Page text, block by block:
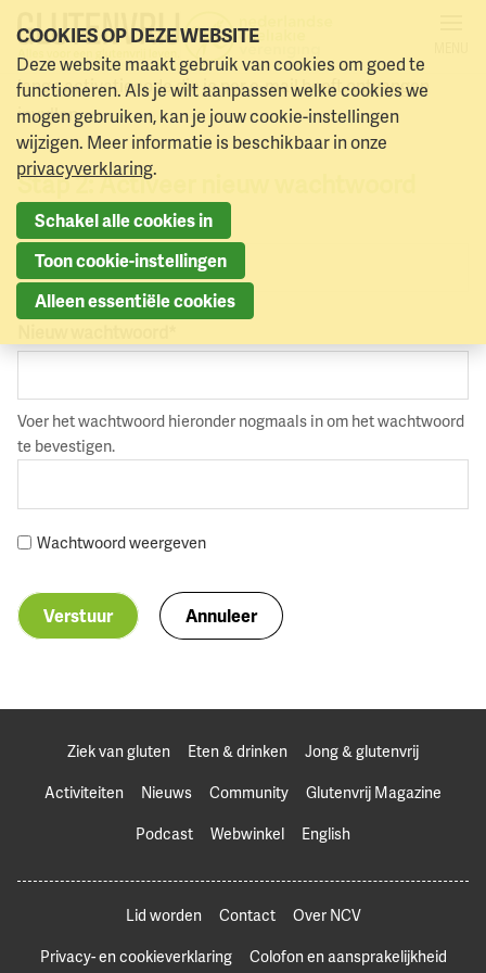
Naar menu Naar hoofdinhoud
Hieronder kun je je nieuwe wachtwoord en de 32 tekens
lange activatiecode die je per e-mail heeft ontvangen
invullen
Stap 2: Activeer nieuw wachtwoord
Activatiecode*
Voer het wachtwoord hieronder nogmaals in om het wachtwoord
te bevestigen.
Wachtwoord weergeven
Verstuur Annuleer
Ziek van gluten Eten & drinken
Jong & glutenvrij
Activiteiten
Nieuws Community
Glutenvrij Magazine
Podcast
Webwinkel English
Lid worden Contact
Over NCV
Privacy- en cookieverklaring
Colofon en aansprakelijkheid
COOKIES OP DEZE WEBSITE
Deze website maakt gebruik van cookies om goed te
functioneren. Als je wilt aanpassen welke cookies we
mogen gebruiken, kan je jouw cookie-instellingen
wijzigen. Meer informatie is beschikbaar in onze
privacyverklaring.
Schakel alle cookies in
Toon cookie-instellingen
Alleen essentiële cookies